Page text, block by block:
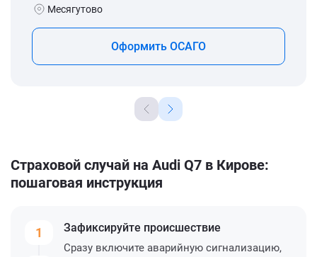
Месягутово
Оформить ОСАГО
Страховой случай на Audi Q7 в Кирове:
пошаговая инструкция
1 Зафиксируйте происшествие
Сразу включите аварийную сигнализацию,